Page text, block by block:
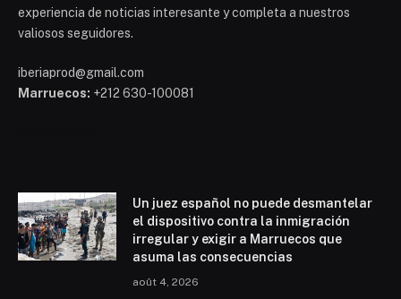
experiencia de noticias interesante y completa a nuestros
valiosos seguidores.
iberiaprod@gmail.com
Marruecos: +212 630-100081
Un juez español no puede desmantelar
el dispositivo contra la inmigración
irregular y exigir a Marruecos que
asuma las consecuencias
août 4, 2026